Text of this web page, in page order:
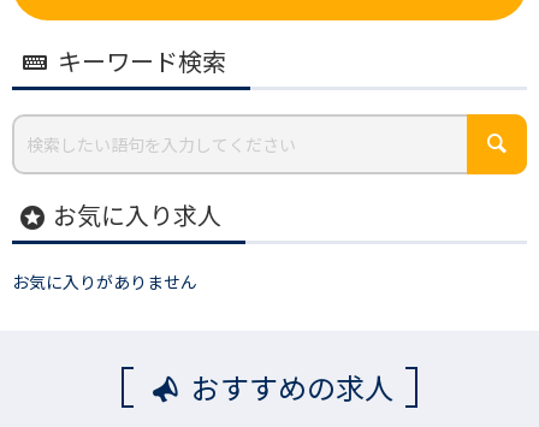
キーワード検索
stars お気に入り求人
お気に入りがありません
おすすめの求人